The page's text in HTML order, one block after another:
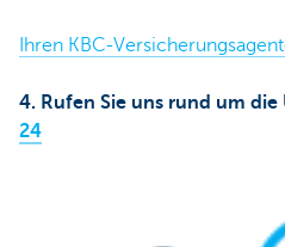
Ihren KBC-
4. Rufen Sie uns rund um
24